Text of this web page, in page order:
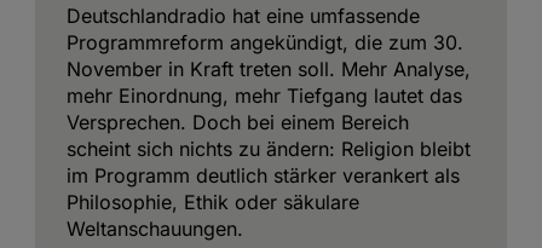
Deutschlandradio hat eine umfassende
Programmreform angekündigt, die zum 30.
November in Kraft treten soll. Mehr Analyse,
mehr Einordnung, mehr Tiefgang lautet das
Versprechen. Doch bei einem Bereich
scheint sich nichts zu ändern: Religion bleibt
im Programm deutlich stärker verankert als
Philosophie, Ethik oder säkulare
Weltanschauungen.